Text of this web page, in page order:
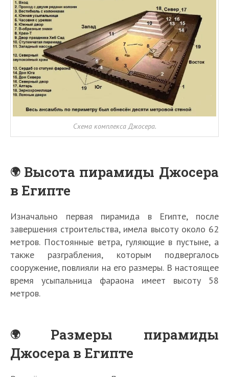
Схема комплекса Джосера.
Высота пирамиды Джосера
в Египте
Изначально первая пирамида в Египте, после
завершения строительства, имела высоту около 62
метров. Постоянные ветра, гуляющие в пустыне, а
также разграбления, которым подвергалось
сооружение, повлияли на его размеры. В настоящее
время усыпальница фараона имеет высоту 58
метров.
Размеры пирамиды
Джосера в Египте